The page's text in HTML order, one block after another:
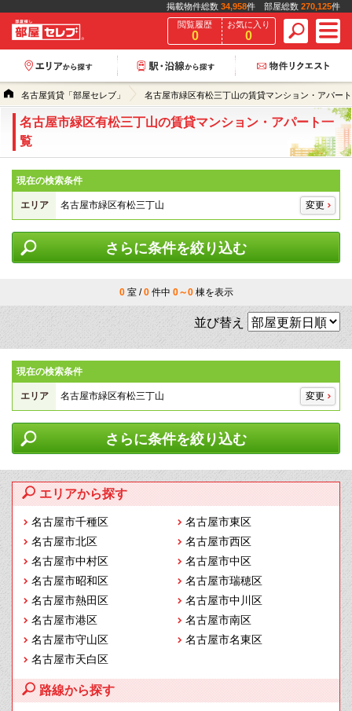
掲載物件総数 34,958件 部屋総数 270,125件
閲覧履歴
0
お気に入り
0
名古屋賃貸「部屋セレブ」 名古屋市緑区有松三丁山の賃貸マンション・アパー
名古屋市緑区有松三丁山の賃貸マンション・アパート一
覧
現在の検索条件
エリア 名古屋市緑区有松三丁山 変更
さらに条件を絞り込む
0室 /0件中 0～0棟を表示
並び替え
現在の検索条件
エリア 名古屋市緑区有松三丁山 変更
さらに条件を絞り込む
エリアから探す
名古屋市千種区
名古屋市東区
名古屋市北区
名古屋市西区
名古屋市中村区
名古屋市中区
名古屋市昭和区
名古屋市瑞穂区
名古屋市熱田区
名古屋市中川区
名古屋市港区
名古屋市南区
名古屋市守山区
名古屋市名東区
名古屋市天白区
路線から探す